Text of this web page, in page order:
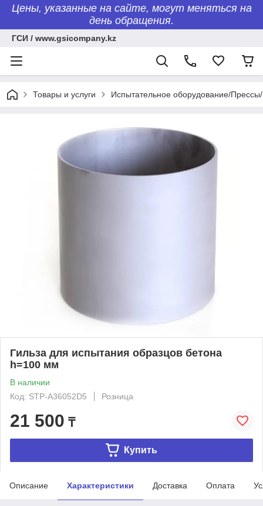
Цены, указанные на сайте, могут меняться на
день обращения.
ГСИ / www.gsicompany.kz
Товары и услуги Испытательное оборудование/
Гильза для испытания образцов бетона
h=100 мм
В наличии
Код: STP-A36052D5
Розница
21 500 ₸
Купить
Описание Характеристики Доставка Оплата